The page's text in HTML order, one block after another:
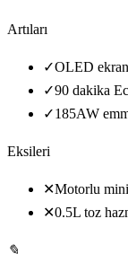
Artıları
✓OLED
✓90 dakika
✓185AW
Eksileri
✕Motorlu
✕0.5L toz
✎